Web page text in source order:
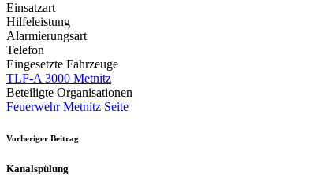
Einsatzart
Hilfeleistung
Alarmierungsart
Telefon
Eingesetzte Fahrzeuge
TLF-A 3000 Metnitz
Beteiligte Organisationen
Feuerwehr Metnitz Seite
Vorheriger Beitrag
Kanalspülung